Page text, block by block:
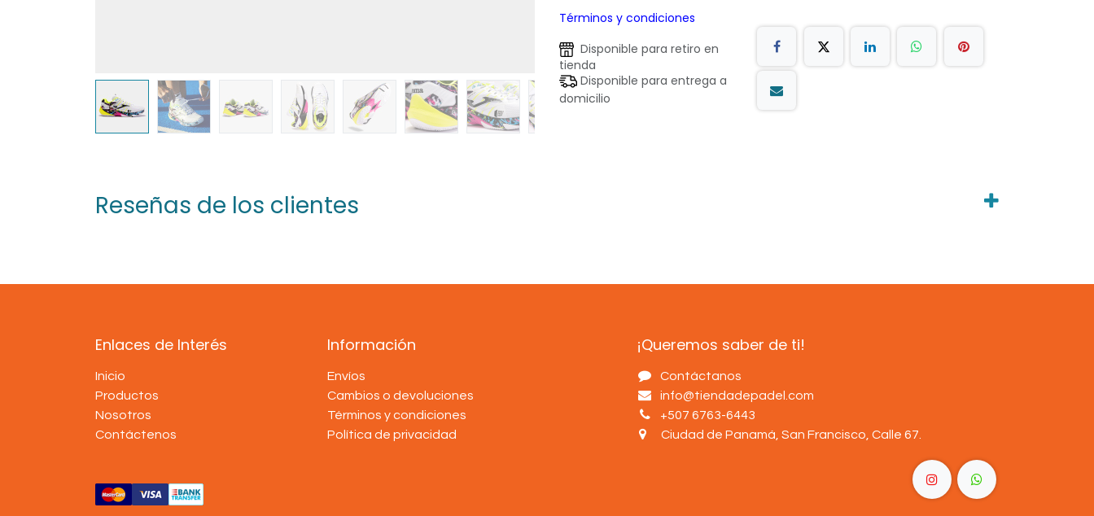
Términos y condiciones
Disponible para retiro en
tienda
Disponible para entrega a
domicilio
Reseñas de los clientes
Enlaces de Interés
Inicio
Productos
Nosotros
Contáctenos
Información
Envíos
Cambios o devoluciones
Términos y condiciones
Política de privacidad
¡Queremos saber de ti!
Contáctanos
info@tiendadepadel.com
+507 6763-6443
Ciudad de Panamá, San Francisco, Calle 67